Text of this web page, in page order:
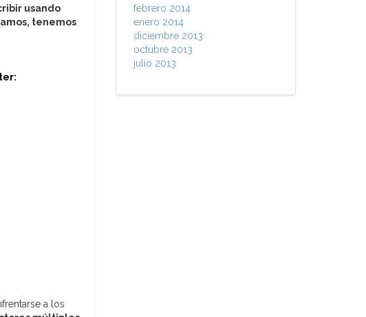
usando
tenemos
a los
febrero 2014
enero 2014
diciembre 2013
octubre 2013
julio 2013